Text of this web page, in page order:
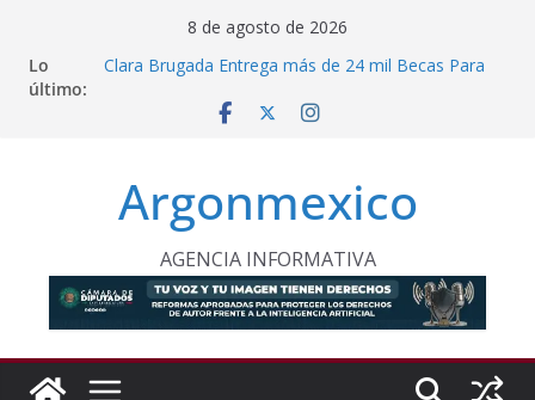
contenido
8 de agosto de 2026
Lo
último:
Clara Brugada Entrega más de 24 mil Becas Para
PT Solicita a ASF Auditar Recursos Municipales en
en Chimalhuacán
Sheinbaum Entrega Pensión Mujeres Bienestar a
Beneficiarias de Naucalpan
Celebra Laura Itzel Reanudación de Relaciones
Entre México y Perú
Argonmexico
AGENCIA INFORMATIVA